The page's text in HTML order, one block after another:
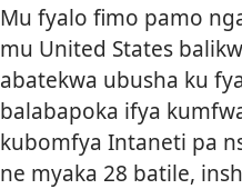
Mu fyalo fimo pamo
mu United States
abatekwa ubusha ku
balabapoka ifya
kubomfya Intaneti pa
ne myaka 28 batile,